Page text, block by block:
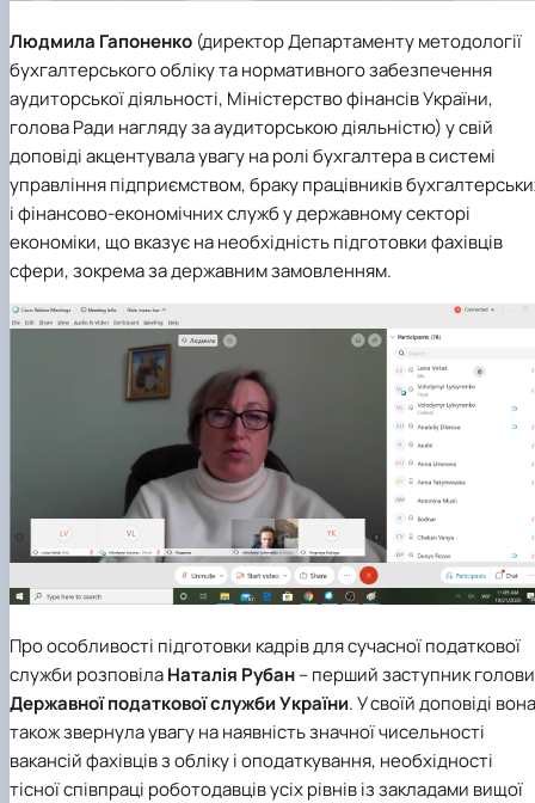
Людмила Гапоненко (директорДепартаменту методології
бухгалтерського обліку та нормативного забезпечення
аудиторської діяльності, Міністерство фінансів України,
голова Ради нагляду за аудиторською діяльністю) у свій
доповіді акцентувала увагу на ролі бухгалтера в системі
управління підприємством, браку працівників
і фінансово-економічних служб у державному секторі
економіки, що вказує на необхідність підготовки фахівців
сфери, зокрема за державним замовленням.
Про особливості підготовки кадрів для сучасної податкової
служби розповілаНаталія Рубан– перший заступник голови
Державної податкової служби України. У своїй доповіді вона
також звернула увагу на наявність значної чисельності
вакансій фахівців з обліку і оподаткування, необхідності
тісної співпраці роботодавців усіх рівнів із закладами вищої